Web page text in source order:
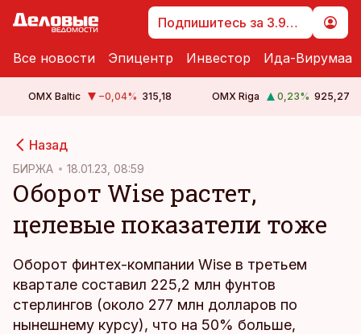
Подпишитесь за 3.99 €
Все новости Эпицентр Инвестор Ида-Вирумаа
OMX Baltic −0,04% 315,18 OMX Riga 0,23% 925,27
Назад
БИРЖА 18.01.23, 08:59
Оборот Wise растет,
целевые показатели тоже
Оборот финтех-компании Wise в третьем
квартале составил 225,2 млн фунтов
стерлингов (около 277 млн долларов по
нынешнему курсу), что на 50% больше,